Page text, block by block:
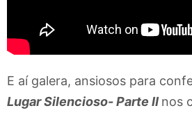
E aí galera, ansiosos para
Lugar Silencioso- Parte II nos